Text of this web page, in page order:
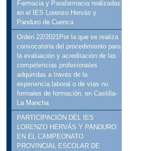
Farmacia y Parafarmacia realizadas
en el IES Lorenzo Hervás y
Panduro de Cuenca
Orden 22/2021Por la que se realiza
convocatoria del procedimiento para
la evaluación y acreditación de las
competencias profesionales
adquiridas a través de la
experiencia laboral o de vías no
formales de formación, en Castilla-
La Mancha
PARTICIPACIÓN DEL IES
LORENZO HERVÁS Y PANDURO
EN EL CAMPEONATO
PROVINCIAL ESCOLAR DE